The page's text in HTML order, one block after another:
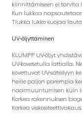
kiinnittämiseen ei tarvita
Kun lukkoa
Tiukka lukko suojaa
UV-öljyttäminen
KLUMPP UV-öljyt
UV-kovetetulla lattialla.
kovettuvat UV-säteilyyn
heille paljon parempia
naarmuuntumisen kuin
Korkea rakennuksen
Korkea viskositeettivakaus.